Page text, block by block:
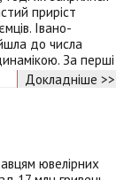
приріст
Івано-
до числа
За перші
Докладніше >>